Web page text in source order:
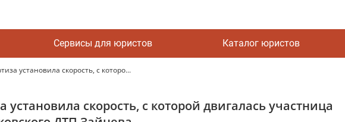
Сервисы для юристов Каталог юристов
установила скорость, с которо...
установила скорость, с которой двигалась участница